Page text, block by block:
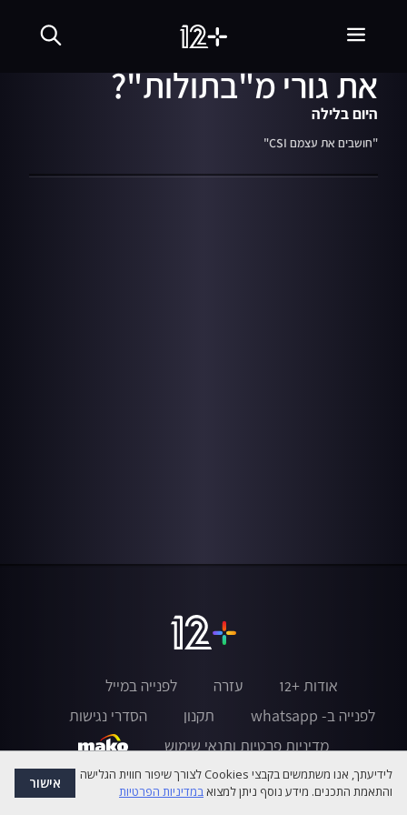
26.03.17
לא מסתורי: למה חתכו
את גורי מ"בתולות"?
היום בלילה
"חושבים את עצמם CSI"
אודות +12 עזרה
לפנייה במייל
לפנייה ב- whatsapp
תקנון
הסדרי נגישות
מדיניות פרטיות ותנאי שימוש
לידיעתך, אנו משתמשים בקבצי Cookies לצורך שיפור חווית הגלישה
והתאמת התכנים. מידע נוסף ניתן למצואבמדיניות הפרטיות אישור